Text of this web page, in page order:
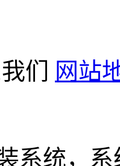
们 网站
系统，